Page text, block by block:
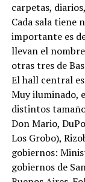
carpetas,
Cada sala tiene
importante es
llevan el
otras tres de
El hall central
Muy iluminado,
distintos
Don Mario,
Los Grobo),
gobiernos:
gobiernos de